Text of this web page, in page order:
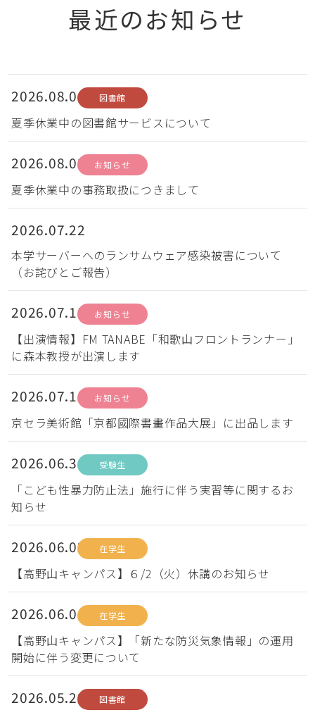
最近のお知らせ
2026.08.06 図書館
夏季休業中の図書館サービスについて
2026.08.03 お知らせ
夏季休業中の事務取扱につきまして
2026.07.22
本学サーバーへのランサムウェア感染被害について
（お詫びとご報告）
2026.07.15 お知らせ
【出演情報】FM TANABE「和歌山フロントランナー」
に森本教授が出演します
2026.07.15 お知らせ
京セラ美術館「京都國際書畫作品大展」に出品します
2026.06.30 受験生
「こども性暴力防止法」施行に伴う実習等に関するお
知らせ
2026.06.02 在学生
【高野山キャンパス】６/2（火）休講のお知らせ
2026.06.01 在学生
【高野山キャンパス】「新たな防災気象情報」の運用
開始に伴う変更について
2026.05.29 図書館